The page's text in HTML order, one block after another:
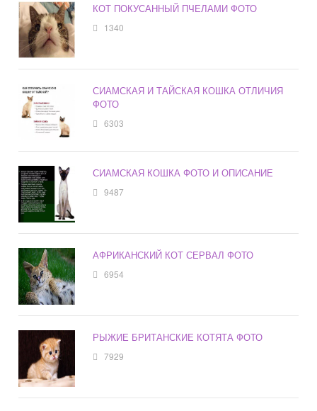
КОТ ПОКУСАННЫЙ ПЧЕЛАМИ ФОТО
1340
СИАМСКАЯ И ТАЙСКАЯ КОШКА ОТЛИЧИЯ
ФОТО
6303
СИАМСКАЯ КОШКА ФОТО И ОПИСАНИЕ
9487
АФРИКАНСКИЙ КОТ СЕРВАЛ ФОТО
6954
РЫЖИЕ БРИТАНСКИЕ КОТЯТА ФОТО
7929